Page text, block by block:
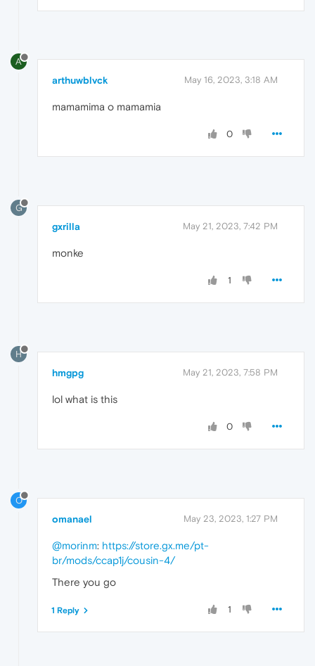
A
arthuwblvck May 16, 2023, 3:18 AM
mamamima o mamamia
0
G
gxrilla May 21, 2023, 7:42 PM
monke
1
H
hmgpg May 21, 2023, 7:58 PM
lol what is this
0
O
omanael May 23, 2023, 1:27 PM
@morinm: https://store.gx.me/pt-
br/mods/ccap1j/cousin-4/
There you go
1
1 Reply